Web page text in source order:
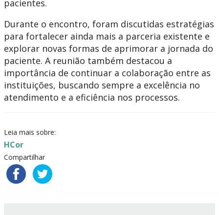
pacientes.
Durante o encontro, foram discutidas estratégias
para fortalecer ainda mais a parceria existente e
explorar novas formas de aprimorar a jornada do
paciente. A reunião também destacou a
importância de continuar a colaboração entre as
instituições, buscando sempre a excelência no
atendimento e a eficiência nos processos.
Leia mais sobre:
HCor
Compartilhar